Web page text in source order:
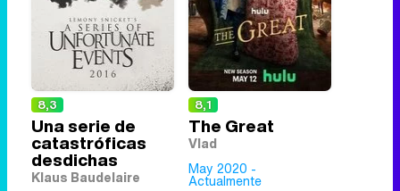
8,3
Una serie de
catastróficas
desdichas
Klaus Baudelaire
8,1
The Great
Vlad
May 2020 -
Actualmente